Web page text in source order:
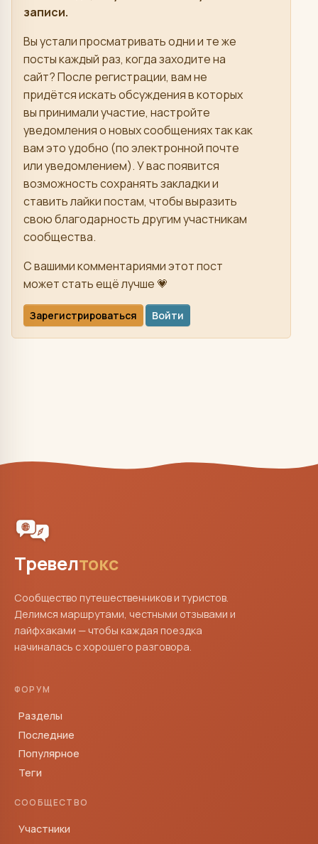
записи.
Вы устали просматривать одни и те же
посты каждый раз, когда заходите на
сайт? После регистрации, вам не
придётся искать обсуждения в которых
вы принимали участие, настройте
уведомления о новых сообщениях так как
вам это удобно (по электронной почте
или уведомлением). У вас появится
возможность сохранять закладки и
ставить лайки постам, чтобы выразить
свою благодарность другим участникам
сообщества.
С вашими комментариями этот пост
может стать ещё лучше 💗
Зарегистрироваться Войти
Тревелтокс
Сообщество путешественников и туристов.
Делимся маршрутами, честными отзывами и
лайфхаками — чтобы каждая поездка
начиналась с хорошего разговора.
ФОРУМ
Разделы
Последние
Популярное
Теги
СООБЩЕСТВО
Участники